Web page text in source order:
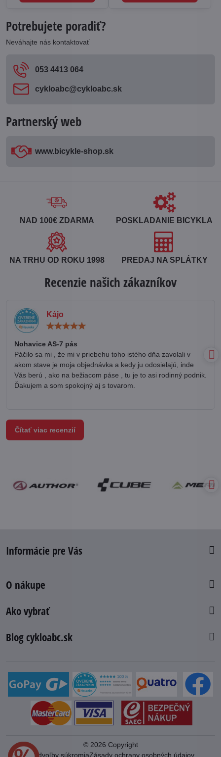
Potrebujete poradiť?
Neváhajte nás kontaktovať
053 4413 064
cykloabc​@cykloabc​.sk
Partnerský web
www​.bicykle-shop​.sk
NAD 100€ ZDARMA POSKLADANIE BICYKLA
NA TRHU OD ROKU 1998 PREDAJ NA SPLÁTKY
Recenzie našich zákazníkov
Kájo
Nohavice AS-7 pás
Páčilo sa mi , že mi v priebehu toho istého dňa zavolali v
akom stave je moja objednávka a kedy ju odosielajú, inde
Vás berú , ako na bežiacom páse , tu je to asi rodinný podnik.
Ďakujem a som spokojný aj s tovarom.
Čítať viac recenzií
Informácie pre Vás
O nákupe
Ako vybrať
Blog cykloabc.sk
© 2026 Copyright
Predvoľby súkromiaZásady ochrany osobných údajov